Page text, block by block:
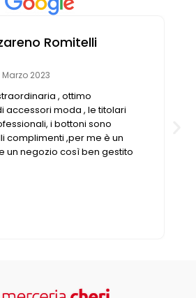
Romitelli
Marzo 2023
, ottimo
accessori moda , le titolari
i bottoni sono
complimenti ,per me è un
un negozio così ben gestito